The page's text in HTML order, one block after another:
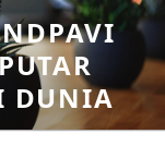
DUNIA